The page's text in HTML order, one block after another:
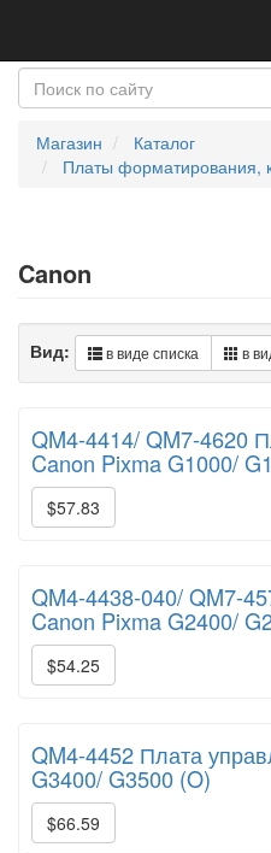
Магазин
Каталог
Платы форматирования,
Canon
Вид: в виде списка в
QM4-4414/ QM7-4620
Canon Pixma G1000/
$57.83
QM4-4438-040/ QM7-
Canon Pixma G2400/
$54.25
QM4-4452 Плата
G3400/ G3500 (O)
$66.59